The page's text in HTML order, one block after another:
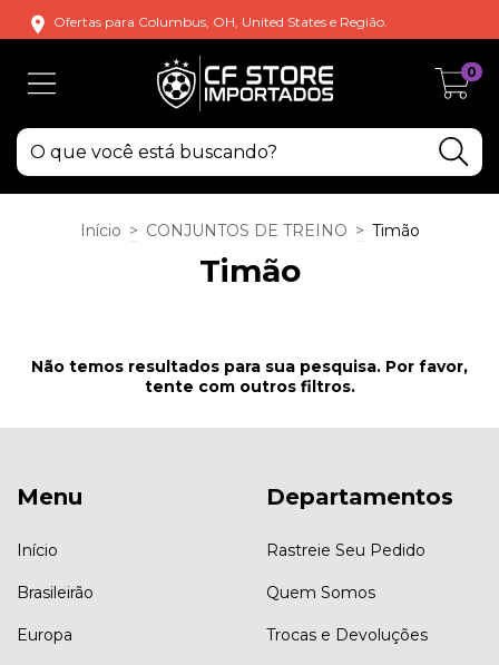
Ofertas para Columbus, OH, United States e Região.
0
Início > CONJUNTOS DE TREINO > Timão
Timão
Não temos resultados para sua pesquisa. Por favor,
tente com outros filtros.
Menu
Início
Brasileirão
Europa
Departamentos
Rastreie Seu Pedido
Quem Somos
Trocas e Devoluções